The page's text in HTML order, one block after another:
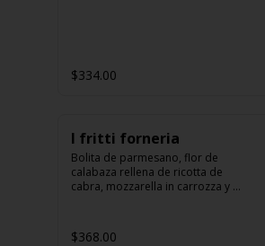
$334.00
I fritti forneria
Bolita de parmesano, flor de
calabaza rellena de ricotta de
cabra, mozzarella in carrozza y
$368.00